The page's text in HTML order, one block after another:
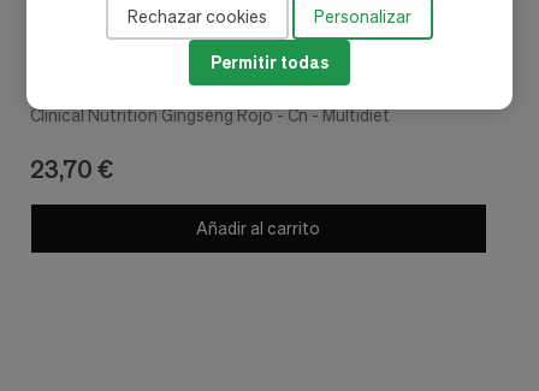
Rechazar cookies Personalizar
Permitir todas
Clinical Nutrition Gingseng Rojo - Cn - Multidiet
23,70 €
Añadir al carrito